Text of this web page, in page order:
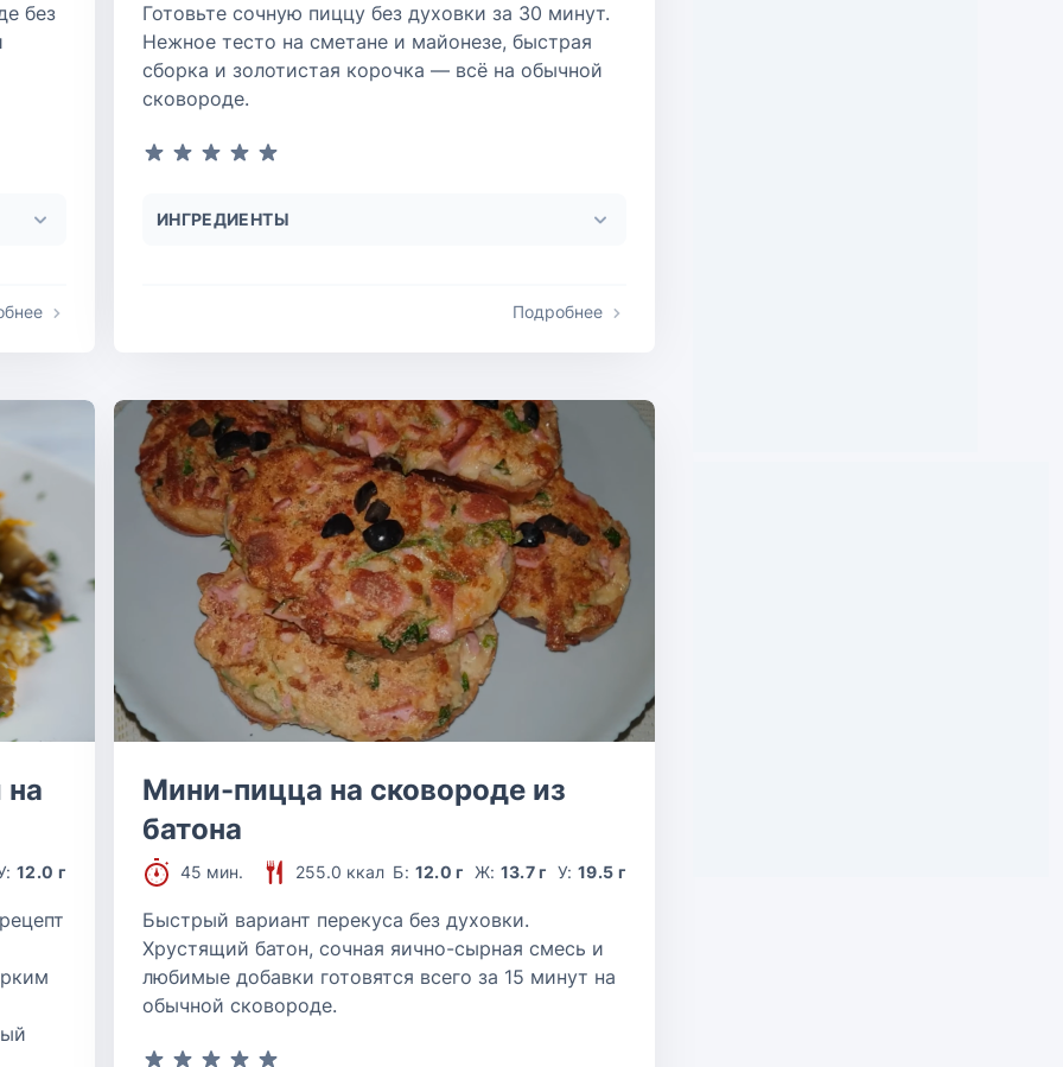
без
Готовьте сочную пиццу без духовки за 30 минут.
Нежное тесто на сметане и майонезе, быстрая
сборка и золотистая корочка — всё на обычной
сковороде.
ИНГРЕДИЕНТЫ
Подробнее
на
12.0 г
Мини-пицца на сковороде из
батона
45 мин. 255.0 ккал Б: 12.0 г Ж: 13.7 г У: 19.5 г
Быстрый вариант перекуса без духовки.
Хрустящий батон, сочная яично-сырная смесь и
любимые добавки готовятся всего за 15 минут на
обычной сковороде.